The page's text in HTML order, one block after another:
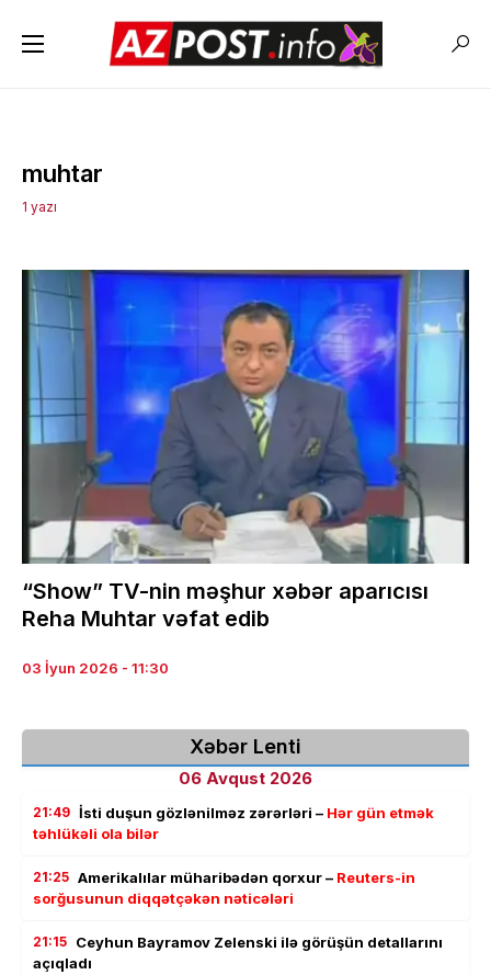
muhtar
1 yazı
“Show” TV-nin məşhur xəbər aparıcısı
Reha Muhtar vəfat edib
03 İyun 2026 - 11:30
Xəbər Lenti
06 Avqust 2026
21:49 İsti duşun gözlənilməz zərərləri – Hər gün etmək
təhlükəli ola bilər
21:25 Amerikalılar müharibədən qorxur – Reuters-in
sorğusunun diqqətçəkən nəticələri
21:15 Ceyhun Bayramov Zelenski ilə görüşün detallarını
açıqladı